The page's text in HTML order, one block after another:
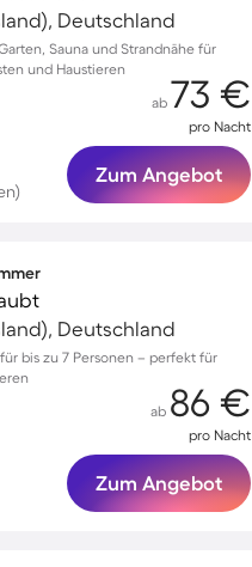
Deutschland
Sauna und Strandnähe für
und Haustieren
ab 73 €
pro Nacht
Zum Angebot
Deutschland
bis zu 7 Personen – perfekt für
ab 86 €
pro Nacht
Zum Angebot